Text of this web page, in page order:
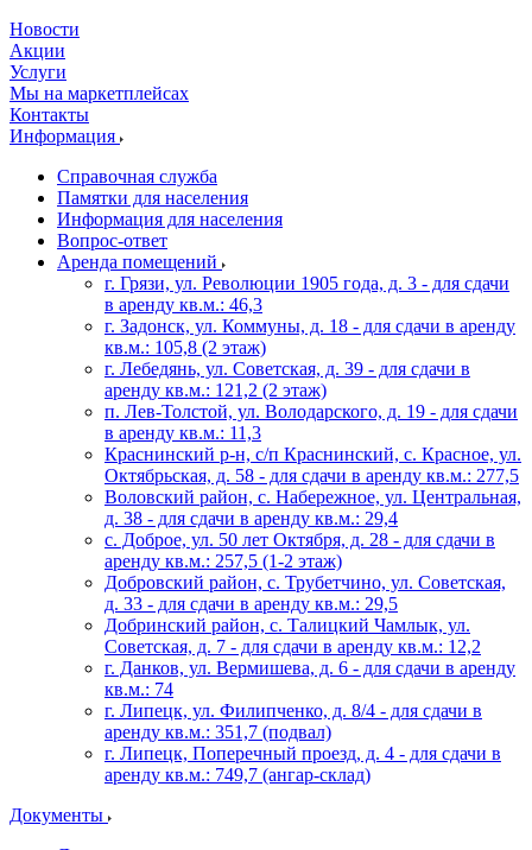
Новости
Акции
Услуги
Мы на маркетплейсах
Контакты
Информация
Справочная служба
Памятки для населения
Информация для населения
Вопрос-ответ
Аренда помещений
г. Грязи, ул. Революции 1905 года, д. 3 - для сдачи
в аренду кв.м.: 46,3
г. Задонск, ул. Коммуны, д. 18 - для сдачи в аренду
кв.м.: 105,8 (2 этаж)
г. Лебедянь, ул. Советская, д. 39 - для сдачи в
аренду кв.м.: 121,2 (2 этаж)
п. Лев-Толстой, ул. Володарского, д. 19 - для сдачи
в аренду кв.м.: 11,3
Краснинский р-н, с/п Краснинский, с. Красное, ул.
Октябрьская, д. 58 - для сдачи в аренду кв.м.: 277,5
Воловский район, с. Набережное, ул. Центральная,
д. 38 - для сдачи в аренду кв.м.: 29,4
с. Доброе, ул. 50 лет Октября, д. 28 - для сдачи в
аренду кв.м.: 257,5 (1-2 этаж)
Добровский район, с. Трубетчино, ул. Советская,
д. 33 - для сдачи в аренду кв.м.: 29,5
Добринский район, с. Талицкий Чамлык, ул.
Советская, д. 7 - для сдачи в аренду кв.м.: 12,2
г. Данков, ул. Вермишева, д. 6 - для сдачи в аренду
кв.м.: 74
г. Липецк, ул. Филипченко, д. 8/4 - для сдачи в
аренду кв.м.: 351,7 (подвал)
г. Липецк, Поперечный проезд, д. 4 - для сдачи в
аренду кв.м.: 749,7 (ангар-склад)
Документы